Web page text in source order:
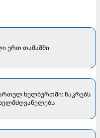
ერთ თამაშში
ხელბურთში: ნაკრებს